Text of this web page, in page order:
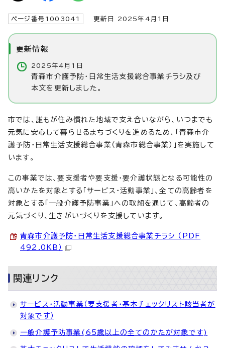
ページ番号1003041 更新日 2025年4月1日
更新情報
2025年4月1日
青森市介護予防・日常生活支援総合事業チラシ及び
本文を更新しました。
市では、誰もが住み慣れた地域で支え合いながら、いつまでも
元気に安心して暮らせるまちづくりを進めるため、「青森市介
護予防・日常生活支援総合事業（青森市総合事業）」を実施して
います。
この事業では、要支援者や要支援・要介護状態となる可能性の
高いかたを対象とする「サービス・活動事業」、全ての高齢者を
対象とする「一般介護予防事業」への取組を通じて、高齢者の
元気づくり、生きがいづくりを支援しています。
青森市介護予防・日常生活支援総合事業チラシ （PDF
492.0KB）
関連リンク
サービス・活動事業（要支援者・基本チェックリスト該当者が
対象です）
一般介護予防事業(65歳以上の全てのかたが対象です)